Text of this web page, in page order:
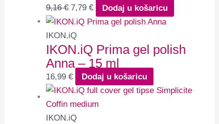
9,16€ 7,79€ Dodaj u košaricu
IKON.iQ
IKON.iQ Prima gel polish
Anna – 15 ml
16,99€ Dodaj u košaricu
IKON.iQ